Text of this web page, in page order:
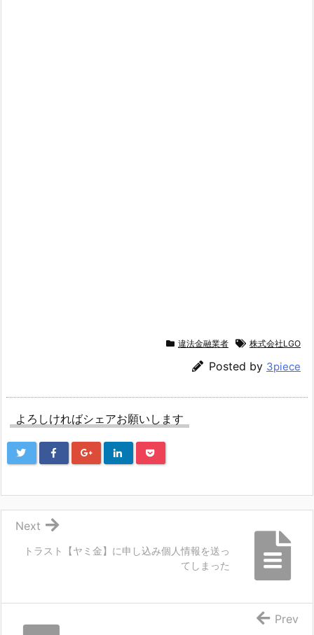
違法金融業者 株式会社LGO
Posted by 3piece
よろしければシェアお願いします
トラスト【ヤミ金】に申し込み個人情報を送っ
てしまった
Next
Prev